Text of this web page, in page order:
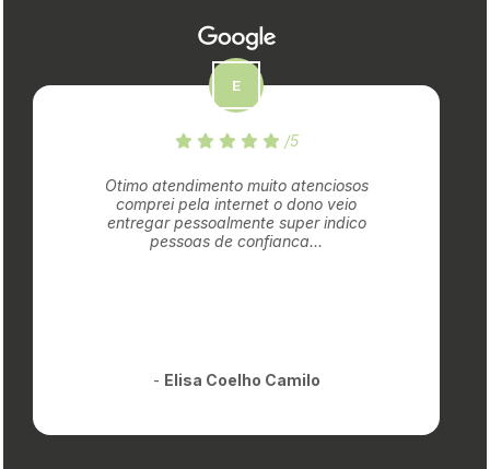
/5
Otimo atendimento muito atenciosos
comprei pela internet o dono veio
entregar pessoalmente super indico
pessoas de confianca...
- Elisa Coelho Camilo